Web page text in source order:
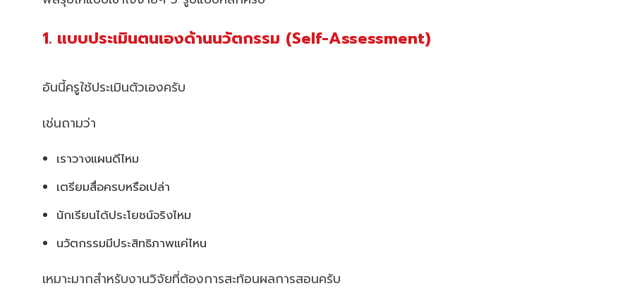
1. แบบประเมินตนเองด้านนวัตกรรม (Self-Assessment)
อันนี้ครูใช้ประเมินตัวเองครับ
เช่นถามว่า
เราวางแผนดีไหม
เตรียมสื่อครบหรือเปล่า
นักเรียนได้ประโยชน์จริงไหม
นวัตกรรมมีประสิทธิภาพแค่ไหน
เหมาะมากสำหรับงานวิจัยที่ต้องการสะท้อนผลการสอนครับ